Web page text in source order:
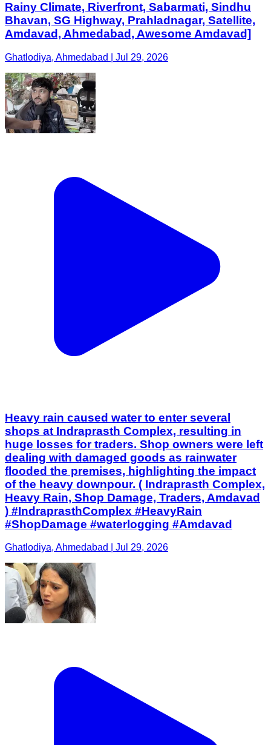
Rainy Climate, Riverfront, Sabarmati, Sindhu
Bhavan, SG Highway, Prahladnagar, Satellite,
Amdavad, Ahmedabad, Awesome Amdavad]
Ghatlodiya, Ahmedabad | Jul 29, 2026
Heavy rain caused water to enter several
shops at Indraprasth Complex, resulting in
huge losses for traders. Shop owners were left
dealing with damaged goods as rainwater
flooded the premises, highlighting the impact
of the heavy downpour. ( Indraprasth Complex,
Heavy Rain, Shop Damage, Traders, Amdavad
) #IndraprasthComplex #HeavyRain
#ShopDamage #waterlogging #Amdavad
Ghatlodiya, Ahmedabad | Jul 29, 2026